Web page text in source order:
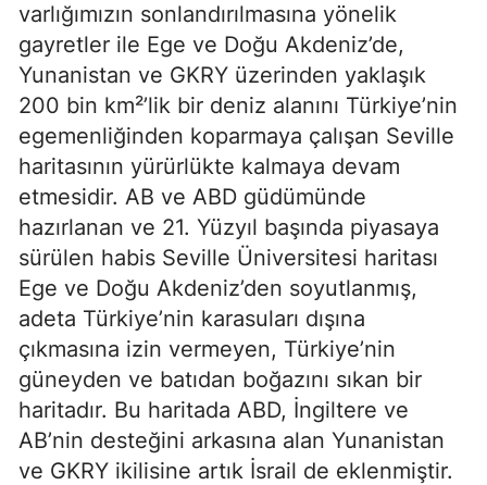
varlığımızın sonlandırılmasına yönelik
gayretler ile Ege ve Doğu Akdeniz’de,
Yunanistan ve GKRY üzerinden yaklaşık
200 bin km²’lik bir deniz alanını Türkiye’nin
egemenliğinden koparmaya çalışan Seville
haritasının yürürlükte kalmaya devam
etmesidir. AB ve ABD güdümünde
hazırlanan ve 21. Yüzyıl başında piyasaya
sürülen habis Seville Üniversitesi haritası
Ege ve Doğu Akdeniz’den soyutlanmış,
adeta Türkiye’nin karasuları dışına
çıkmasına izin vermeyen, Türkiye’nin
güneyden ve batıdan boğazını sıkan bir
haritadır. Bu haritada ABD, İngiltere ve
AB’nin desteğini arkasına alan Yunanistan
ve GKRY ikilisine artık İsrail de eklenmiştir.